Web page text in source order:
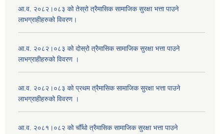
आ.व. २०८२।०८३ को तेस्रो त्रैमासिक सामाजिक सुरक्षा भत्ता पाउने
लाभग्राहीहरुको विवरण।
आ.व. २०८२।०८३ को दोस्रो त्रैमासिक सामाजिक सुरक्षा भत्ता पाउने
लाभग्राहीहरुको विवरण ।
आ.व. २०८२।०८३ को प्रथम त्रैमासिक सामाजिक सुरक्षा भत्ता पाउने
लाभग्राहीहरुको विवरण ।
आ.व. २०८१।०८२ को चौँथो त्रैमासिक सामाजिक सुरक्षा भत्ता पाउने